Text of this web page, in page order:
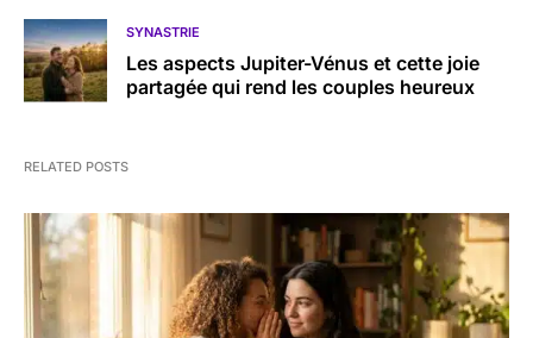
SYNASTRIE
Les aspects Jupiter-Vénus et cette joie
partagée qui rend les couples heureux
RELATED POSTS